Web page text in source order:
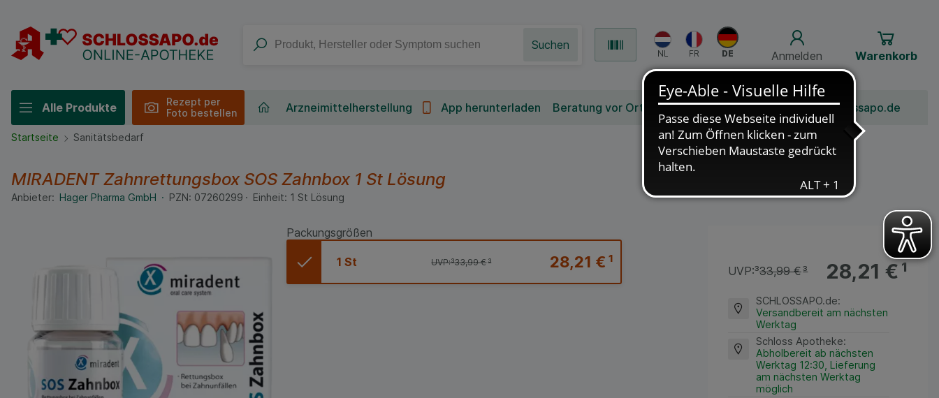
Anmelden Warenkorb
Suchen
Alle Produkte
Rezept per
Foto bestellen
Arzneimittelherstellung App herunterladen Beratung vor Ort Bonusprogramm Jobs Über Schlossapo.de
Startseite Sanitätsbedarf
MIRADENT Zahnrettungsbox SOS Zahnbox 1 St Lösung
Anbieter: Hager Pharma GmbH PZN: 07260299 Einheit: 1 St Lösung
Packungsgrößen
1 St 28,21 €¹
UVP:³33,99 €³ 28,21 €¹
UVP:³33,99 €³
SCHLOSSAPO.de:
Versandbereit am nächsten
Werktag
Schloss Apotheke:
Abholbereit ab nächsten
Werktag 12:30, Lieferung
am nächsten Werktag
möglich